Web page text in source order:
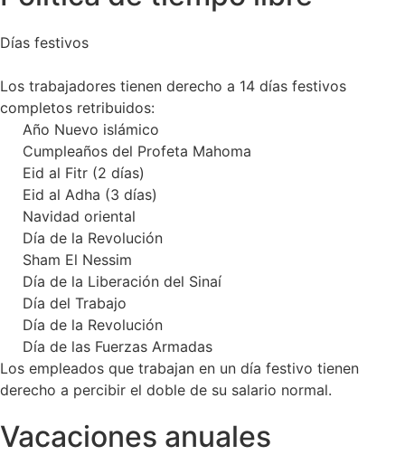
Días festivos
Los trabajadores tienen derecho a 14 días festivos
completos retribuidos:
Año Nuevo islámico
Cumpleaños del Profeta Mahoma
Eid al Fitr (2 días)
Eid al Adha (3 días)
Navidad oriental
Día de la Revolución
Sham El Nessim
Día de la Liberación del Sinaí
Día del Trabajo
Día de la Revolución
Día de las Fuerzas Armadas
Los empleados que trabajan en un día festivo tienen
derecho a percibir el doble de su salario normal.
Vacaciones anuales